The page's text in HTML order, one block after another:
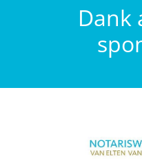
Dank